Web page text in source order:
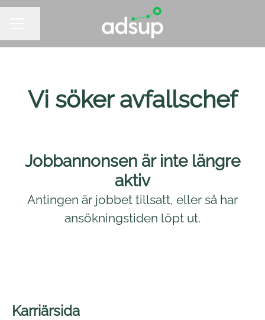
Vi söker avfallschef
Jobbannonsen är inte längre
aktiv
Antingen är jobbet tillsatt, eller så har
ansökningstiden löpt ut.
Karriärsida